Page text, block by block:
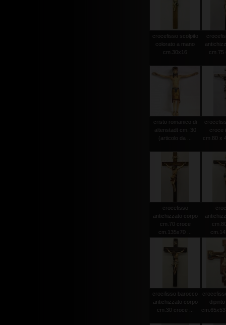
crocefisso scolpito
colorato a mano
cm.30x16
cm.75
cristo romanico di
altenstadt cm. 30
(articolo da ...
croce
cm.80 x
crocefisso
antichizzato corpo
cm.70 croce
cm.135x70 ...
crocifisso barocco
antichizzato corpo
cm.30 croce ...